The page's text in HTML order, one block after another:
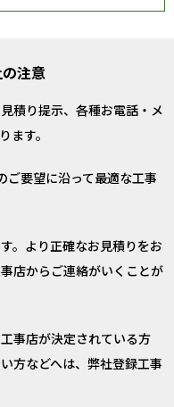
注意
積り提示、各種お電話・メ
ます。
ご要望に沿って最適な工事
。より正確なお見積りをお
店からご連絡がいくことが
事店が決定されている方
方などへは、弊社登録工事